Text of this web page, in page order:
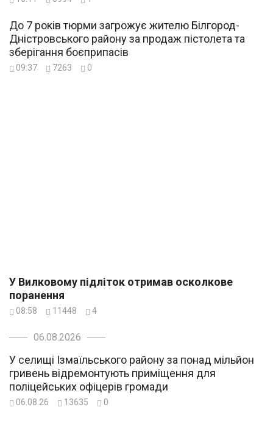
До 7 років тюрми загрожує жителю Білгород-
Дністровського району за продаж пістолета та
зберігання боєприпасів
09:37 7263 0
У Вилковому підліток отримав осколкове
поранення
08:58 11448 4
06.08.2026
У селищі Ізмаїльського району за понад мільйон
гривень відремонтують приміщення для
поліцейських офіцерів громади
06.08.26 13635 0